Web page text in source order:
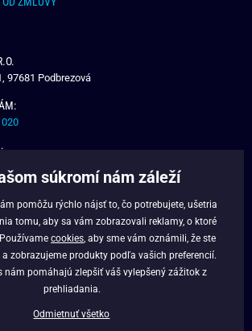
97681 Podbrezová
súkromí nám záleží
pomôžu rýchlo nájsť to, čo potrebujete, ušetria
tomu, aby sa vám zobrazovali reklamy, o ktoré
cookies , aby sme vám oznámili, že ste
a zobrazujeme produkty podľa vašich preferencií.
nám pomáhajú zlepšiť váš vylepšený zážitok z
prehliadania.
Odmietnuť všetko